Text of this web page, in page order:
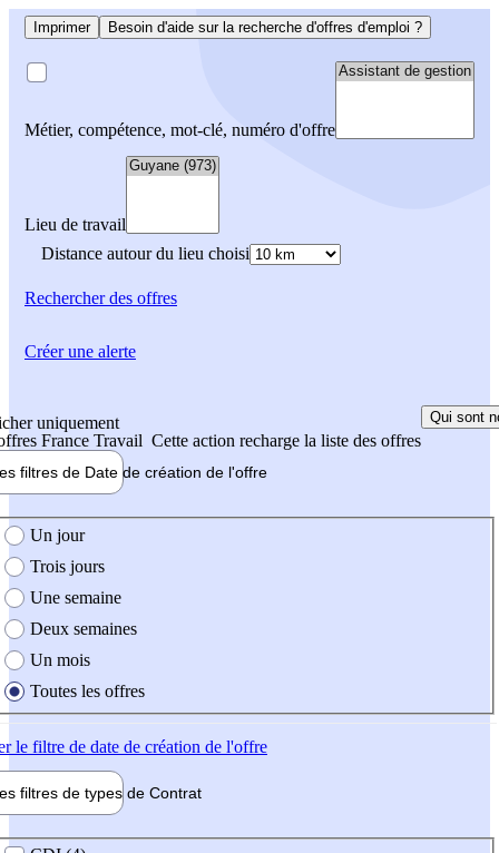
Imprimer Besoin d'aide sur la recherche d'offres d'emploi ?
Métier, compétence, mot-clé, numéro d'offre
Lieu de travail
Distance autour du lieu choisi
Rechercherdes offres
uniquement
France Travail Cette action recharge la liste des offres
Qui sont
filtres de Date de création de l'offre
création de l'offre
Un jour
Trois jours
Une semaine
Deux semaines
Un mois
Toutes les offres
le filtre de date de création de l'offre
filtres de types de Contrat
Créer une alerte